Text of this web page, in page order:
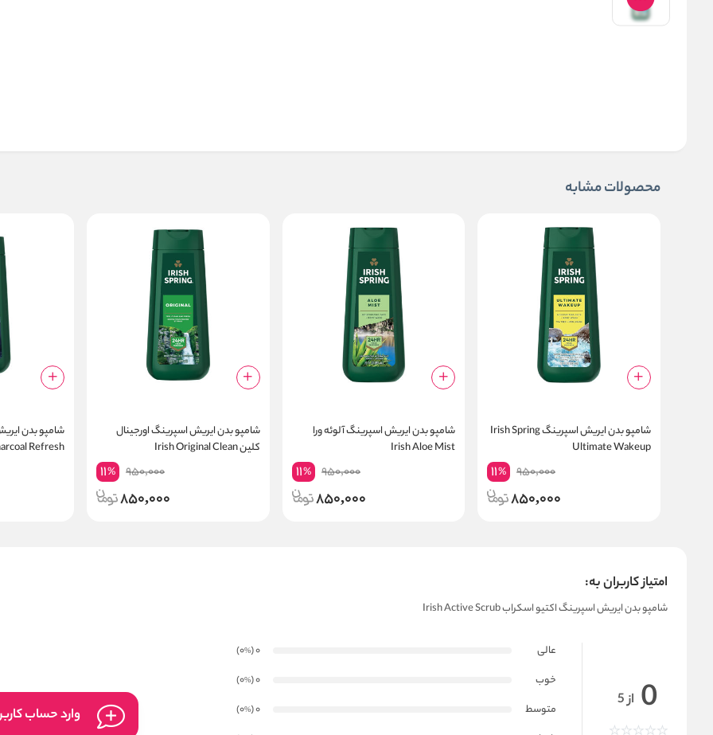
محصولات مشابه
شامپو بدن ایریش اسپرینگ Irish Spring
Ultimate Wakeup
950,000
11%
850,000
شامپو بدن ایریش اسپرینگ آلوئه ورا
Irish Aloe Mist
950,000
11%
850,000
شامپو بدن ایریش اسپرینگ اورجینال
کلین Irish Original Clean
950,000
11%
850,000
Refresh
امتیاز کاربران به:
شامپو بدن ایریش اسپرینگ اکتیو اسکراب Irish Active Scrub
0 از 5
عالی 0
(0
%
)
خوب
0
(0
%
)
متوسط
0
(0
%
)
وارد حساب